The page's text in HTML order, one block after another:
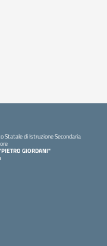
Statale di Istruzione Secondaria
GIORDANI"